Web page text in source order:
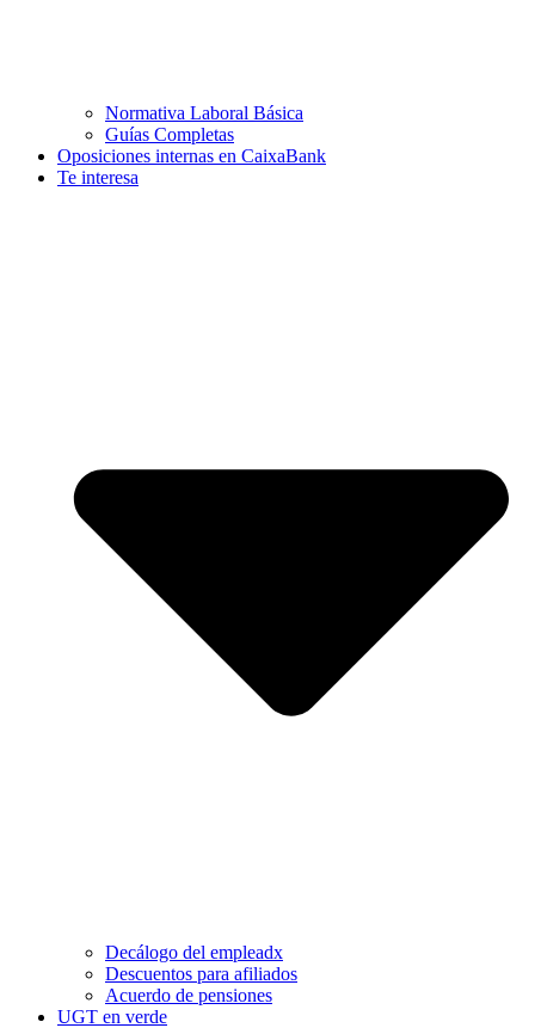
Normativa Laboral Básica
Guías Completas
Oposiciones internas en CaixaBank
Te interesa
Decálogo del empleadx
Descuentos para afiliados
Acuerdo de pensiones
UGT en verde